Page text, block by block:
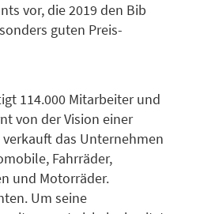
vor, die 2019 den Bib
guten Preis-
114.000 Mitarbeiter und
von der Vision einer
das Unternehmen
Fahrräder,
und Motorräder.
Um seine